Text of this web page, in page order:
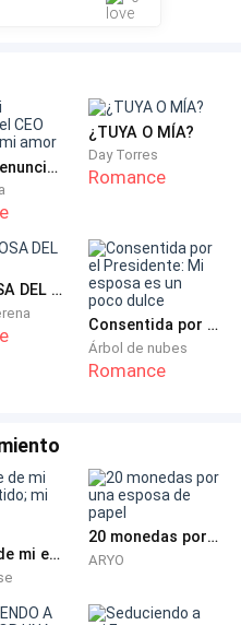
el, un poco
Tras mi renuncia, el CEO luchó por mi amor
¿TUYA O MÍA?
Day Torres
Romance
LA ESPOSA DEL ITALIANO
Consentida por el Presidente: Mi esposa es un poco dulce
Árbol de nubes
Romance
El padre de mi ex prometido; mi obsesión prohibida
20 monedas por una esposa de papel
ARYO